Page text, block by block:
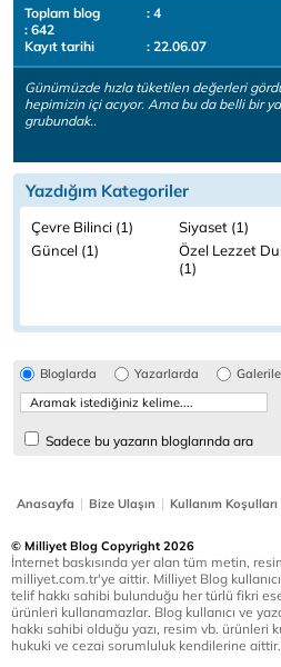
Toplam blog
: 4
: 642
Kayıt tarihi
: 22.06.07
Günümüzde hızla tüketilen değerleri
hepimizin içi acıyor. Ama bu da belli bir
grubundak..
Yazdığım Kategoriler
Çevre Bilinci (1)
Siyaset (1)
Güncel (1)
Özel Lezzet
(1)
Bloglarda Yazarlarda
Sadece bu yazarın bloglarında ara
Anasayfa | Bize Ulaşın | Kullanım Koşulları
© Milliyet Blog Copyright 2026
İnternet baskısında yer alan tüm metin,
milliyet.com.tr'ye aittir. Milliyet Blog
telif hakkı sahibi bulunduğu her türlü fikri
ürünleri kullanamazlar. Blog kullanıcı ve
hakkı sahibi olduğu yazı, resim vb. ürünleri
hukuki ve cezai sorumluluk kendilerine aittir.